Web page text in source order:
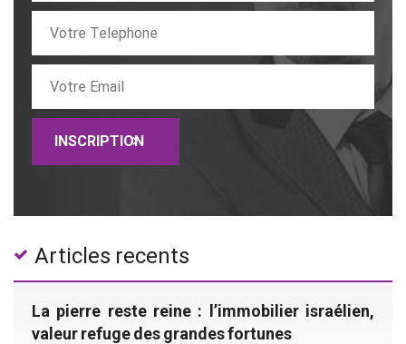
Articles recents
La pierre reste reine : l’immobilier israélien,
valeur refuge des grandes fortunes